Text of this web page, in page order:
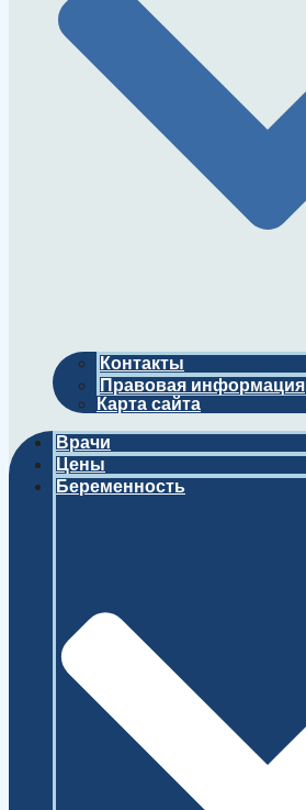
Контакты
Правовая информация
Карта сайта
Врачи
Цены
Беременность